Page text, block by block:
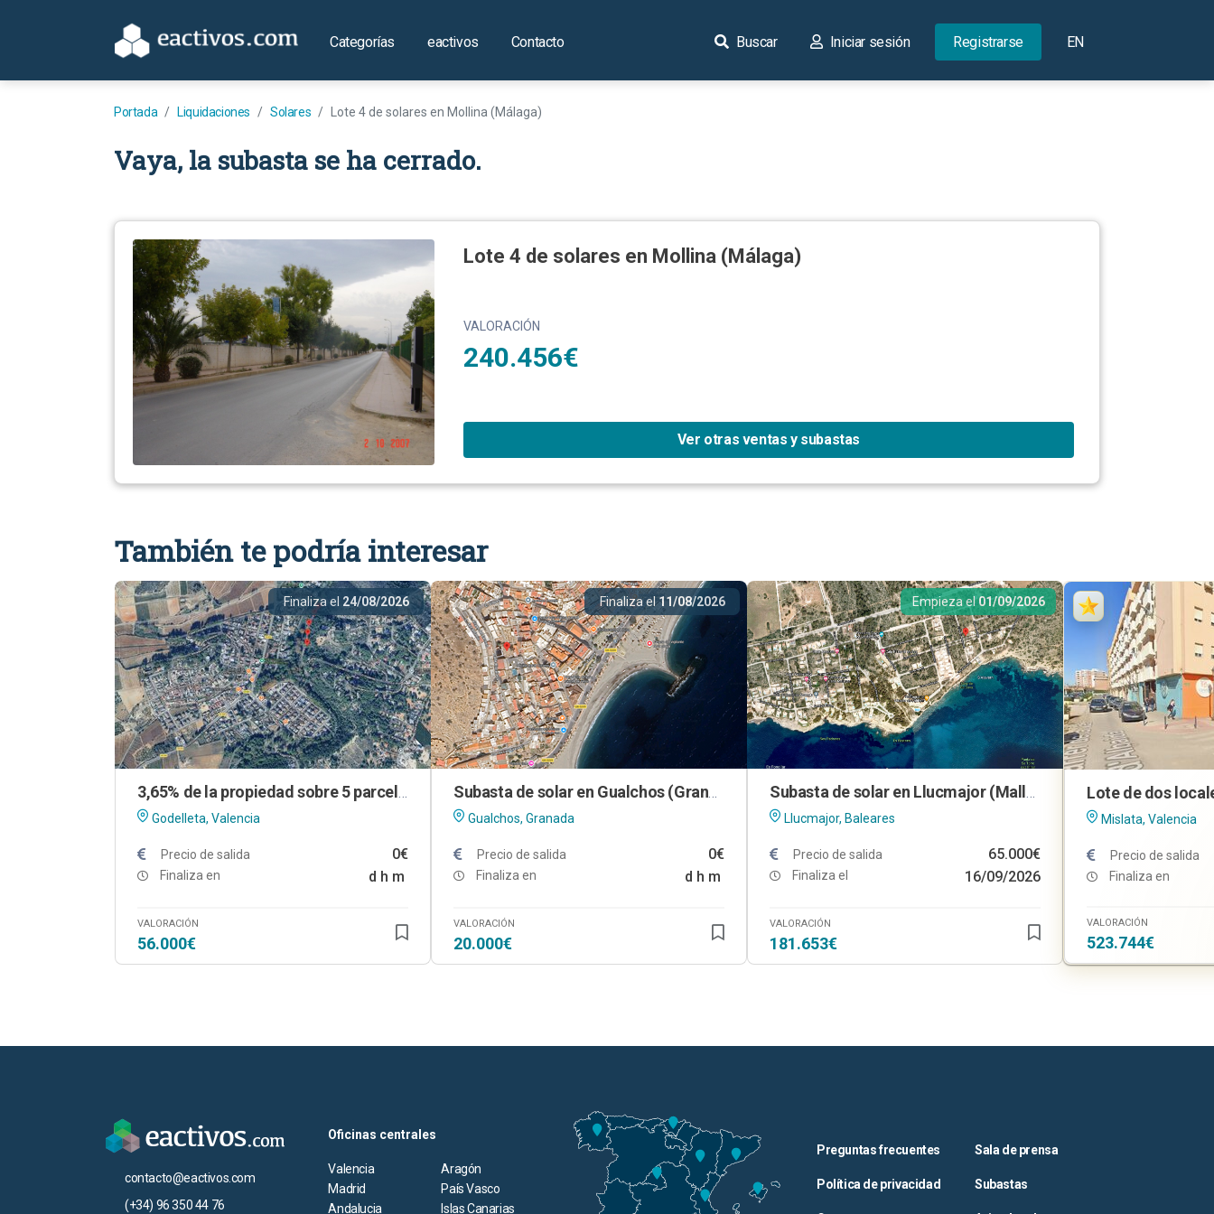
Categorías eactivos Contacto Buscar Iniciar sesión Registrarse EN
Portada Liquidaciones Solares Lote 4 de solares en Mollina (Málaga)
Vaya, la subasta se ha cerrado.
Lote 4 de solares en Mollina (Málaga)
VALORACIÓN
240.456€
Ver otras ventas y subastas
También te podría interesar
Finaliza el 24/08/2026
Godelleta, Valencia
Precio de salida 0€
Finaliza en d h m
VALORACIÓN
56.000€
Finaliza el11/08/2026
Gualchos, Granada
Precio de salida 0€
Finaliza en d h m
VALORACIÓN
20.000€
Empieza el01/09/2026
Llucmajor, Baleares
Precio de salida 65.000€
Finaliza el 16/09/2026
VALORACIÓN
181.653€
Mislata, Valencia
Precio de salida
Finaliza en
VALORACIÓN
523.744€
contacto@eactivos.com
(+34) 96 350 44 76
Oficinas centrales
Valencia
Aragón
Madrid
País Vasco
Andalucia
Islas Canarias
Preguntas frecuentes Sala de prensa
Política de privacidad Subastas